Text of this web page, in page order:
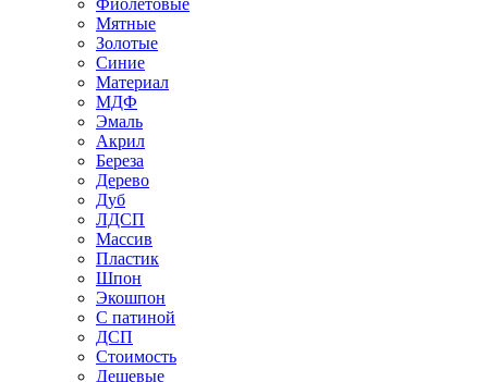
Фиолетовые
Мятные
Золотые
Синие
Материал
МДФ
Эмаль
Акрил
Береза
Дерево
Дуб
ЛДСП
Массив
Пластик
Шпон
Экошпон
С патиной
ДСП
Стоимость
Дешевые